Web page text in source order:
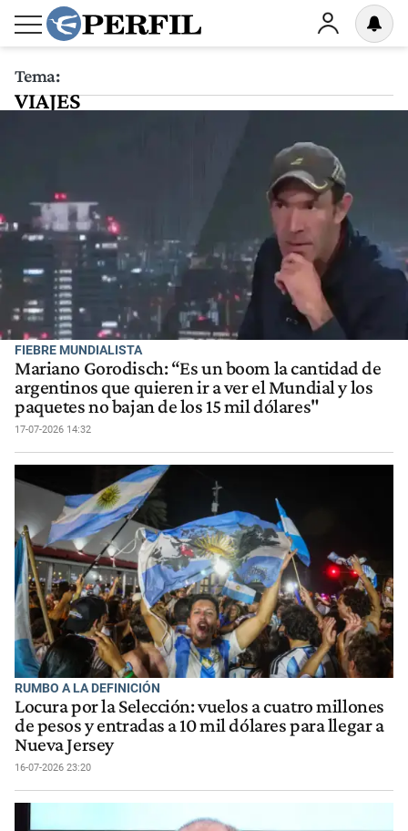
Tema:
VIAJES
FIEBRE MUNDIALISTA
Mariano Gorodisch: “Es un boom la cantidad de
argentinos que quieren ir a ver el Mundial y los
paquetes no bajan de los 15 mil dólares"
17-07-2026 14:32
RUMBO A LA DEFINICIÓN
Locura por la Selección: vuelos a cuatro millones
de pesos y entradas a 10 mil dólares para llegar a
Nueva Jersey
16-07-2026 23:20